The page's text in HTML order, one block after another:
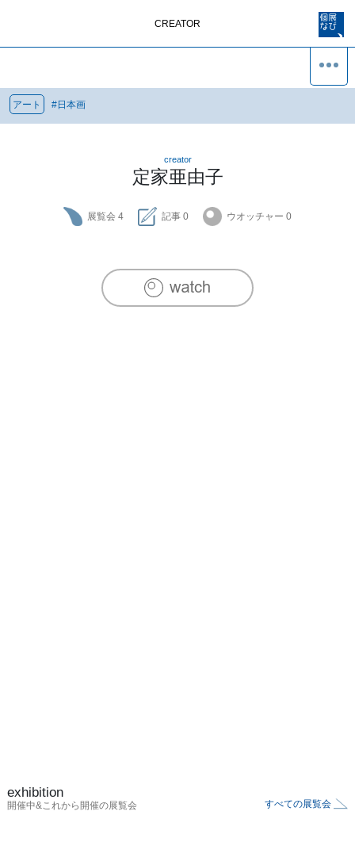
CREATOR
アート #日本画
creator
定家亜由子
展覧会 4 記事 0 ウオッチャー 0
exhibition
開催中&これから開催の展覧会 すべての展覧会